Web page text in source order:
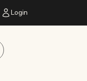
Login
Search